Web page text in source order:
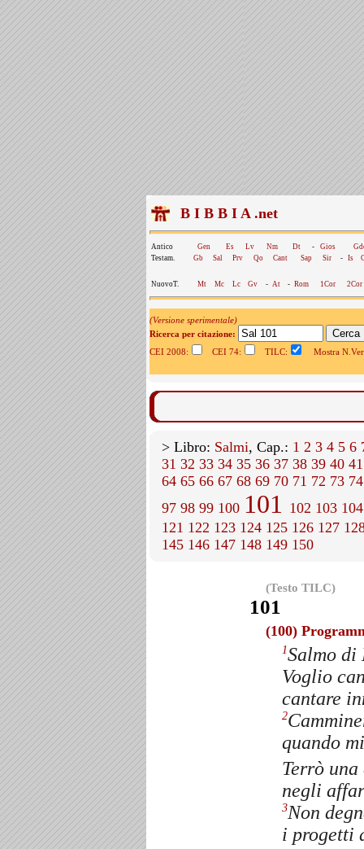
B I B B I A .net
Antico Gen Es Lv Nm Dt - Gios
Testam.
Gb Sal Prv Qo Cant Sap Sir - Is
NuovoT. Mt Mc Lc Gv - At - Rom 1Cor 2Cor
(Versione sperimentale)
Ricerca per citazione:
CEI 2008:
CEI 74: TILC: Mostra
> Libro: Salmi, Cap.: 1 2 3 4 5 6
31 32 33 34 35 36 37 38 39 40 41
64 65 66 67 68 69 70 71 72 73 74
97 98 99 100 101 102 103 104
121 122 123 124 125 126 127
145 146 147 148 149 150
(Testo TILC)
101
(100)
1Salmo di
Voglio
cantare
2
quando
Terrò
negli
3Non
i progetti